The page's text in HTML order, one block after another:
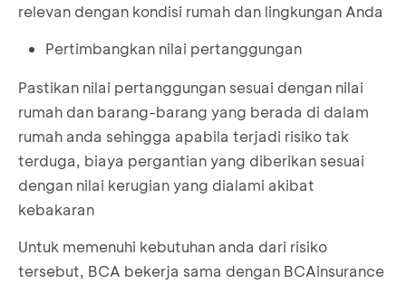
relevan dengan kondisi rumah dan lingkungan Anda
Pertimbangkan nilai pertanggungan
Pastikan nilai pertanggungan sesuai dengan nilai
rumah dan barang-barang yang berada di dalam
rumah anda sehingga apabila terjadi risiko tak
terduga, biaya pergantian yang diberikan sesuai
dengan nilai kerugian yang dialami akibat
kebakaran
Untuk memenuhi kebutuhan anda dari risiko
tersebut, BCA bekerja sama dengan BCAinsurance